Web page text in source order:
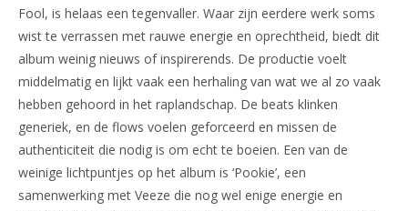
Fool, is helaas een tegenvaller. Waar zijn eerdere werk soms
wist te verrassen met rauwe energie en oprechtheid, biedt dit
album weinig nieuws of inspirerends. De productie voelt
middelmatig en lijkt vaak een herhaling van wat we al zo vaak
hebben gehoord in het raplandschap. De beats klinken
generiek, en de flows voelen geforceerd en missen de
authenticiteit die nodig is om echt te boeien. Een van de
weinige lichtpuntjes op het album is ‘Pookie’, een
samenwerking met Veeze die nog wel enige energie en